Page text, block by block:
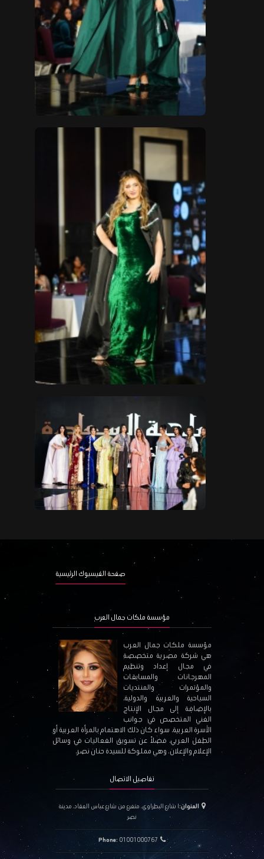
صفحة الفيسبوك الرئيسية
مؤسسة ملكات جمال العرب
مؤسسة ملكات جمال العرب
هي شركة مصرية متخصصة
في مجال إعداد وتنظيم
المهرجانات والمسابقات
والمؤتمرات والمنتديات
السياحية والعربية والدولية،
بالإضافة إلى مجال الإنتاج
الفني المتخصص في جوانب
الأسرة العربية، سواء كان ذلك الاهتمام بالمرأة العربية أو
الطفل العربي، فضلاً عن تسويق الفعاليات في وسائل
الإعلام والإعلان. وهي مملوكة للسيدة حنان نصر.
تفاصيل الاتصال
العنوان: ١ شارع البطراوي، متفرع من شارع عباس العقاد، مدينة
نصر
Phone: 01001000767